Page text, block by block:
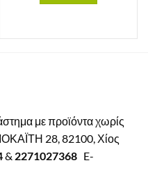
με προϊόντα χωρίς
28, 82100, Χίος
& 2271027368 E-